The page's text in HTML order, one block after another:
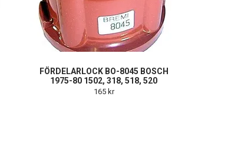
FÖRDELARLOCK BO-8045 BOSCH
1975-80 1502, 318, 518, 520
165 kr